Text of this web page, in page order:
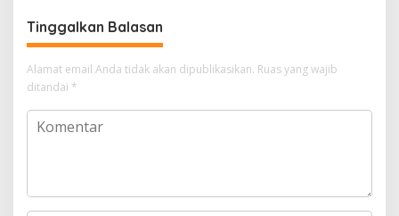
Tinggalkan Balasan
Alamat email Anda tidak akan dipublikasikan. Ruas yang wajib
ditandai *